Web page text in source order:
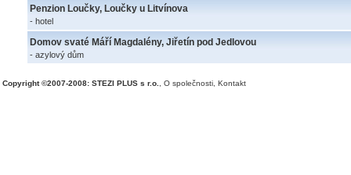
Penzion Loučky, Loučky u Litvínova
- hotel
Domov svaté Máří Magdalény, Jiřetín pod Jedlovou
- azylový dům
Copyright ©2007-2008: STEZI PLUS s r.o. O společnosti Kontakt